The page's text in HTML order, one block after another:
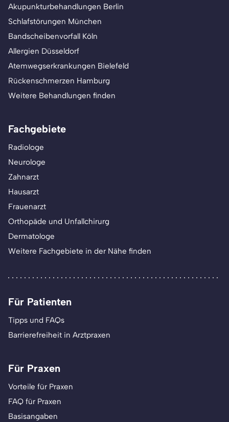
Akupunkturbehandlungen Berlin
Schlafstörungen München
Bandscheibenvorfall Köln
Allergien Düsseldorf
Atemwegserkrankungen Bielefeld
Rückenschmerzen Hamburg
Weitere Behandlungen finden
Fachgebiete
Radiologe
Neurologe
Zahnarzt
Hausarzt
Frauenarzt
Orthopäde und Unfallchirurg
Dermatologe
Weitere Fachgebiete in der Nähe finden
Für Patienten
Tipps und FAQs
Barrierefreiheit in Arztpraxen
Für Praxen
Vorteile für Praxen
FAQ für Praxen
Basisangaben